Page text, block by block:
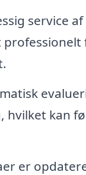
service
kan
er